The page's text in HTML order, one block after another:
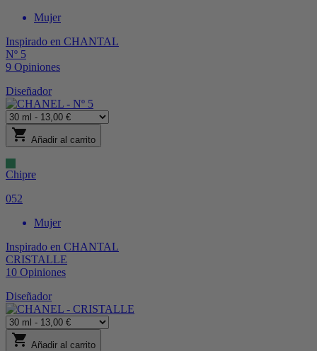
Mujer
Inspirado en CHANTAL
Nº 5
9 Opiniones
Diseñador
shopping_cart Añadir al carrito
Chipre
052
Mujer
Inspirado en CHANTAL
CRISTALLE
10 Opiniones
Diseñador
shopping_cart Añadir al carrito